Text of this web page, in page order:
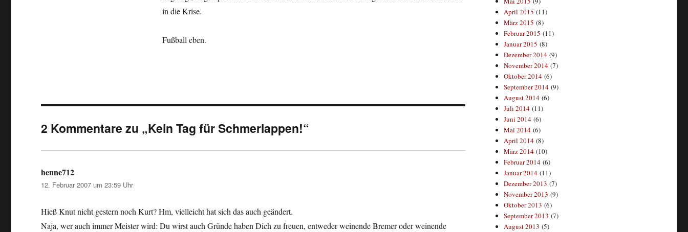
in die Krise.
Fußball eben.
2 Kommentare zu „Kein Tag für Schmerlappen!“
henne712
12. Februar 2007 um 23:59 Uhr
Hieß Knut nicht gestern noch Kurt? Hm, vielleicht hat sich das auch geändert.
Naja, wer auch immer Meister wird: Du wirst auch Gründe haben Dich zu freuen, entweder weinende Bremer oder weinende
April 2015 (11)
März 2015 (8)
Februar 2015 (11)
Januar 2015 (8)
Dezember 2014 (9)
November 2014 (7)
Oktober 2014 (6)
September 2014 (9)
August 2014 (6)
Juli 2014 (11)
Juni 2014 (6)
Mai 2014 (6)
April 2014 (8)
März 2014 (10)
Februar 2014 (6)
Januar 2014 (11)
Dezember 2013 (7)
November 2013 (9)
Oktober 2013 (6)
September 2013 (7)
August 2013 (5)